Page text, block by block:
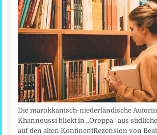
Die marokkanisch-niederländische Autorin
Khannoussi blickt in „Oroppa“ aus
auf den alten KontinentRezension von